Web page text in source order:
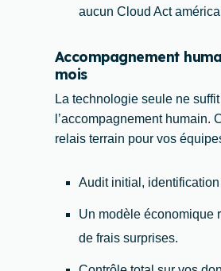
aucun Cloud Act
Accompagnement
mois
La technologie seule ne
l’accompagnement
relais terrain pour vos
Audit initial,
Un modèle économique
de frais surprises.